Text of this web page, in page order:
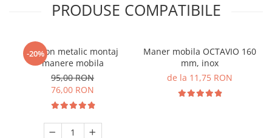
PRODUSE COMPATIBILE
-20%
Sablon metalic montaj
manere mobila
95,00 RON
76,00 RON
Maner mobila OCTAVIO 160
mm, inox
de la 11,75 RON